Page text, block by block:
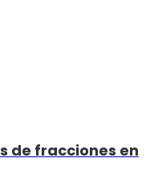
de fracciones en